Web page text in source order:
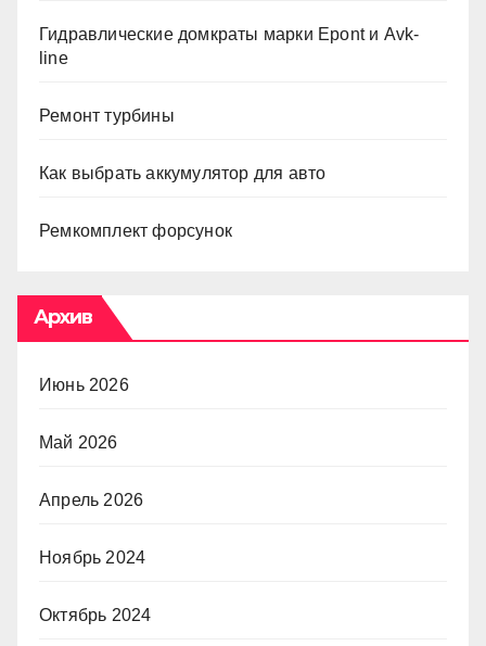
Гидравлические домкраты марки Epont и Avk-
line
Ремонт турбины
Как выбрать аккумулятор для авто
Ремкомплект форсунок
Архив
Июнь 2026
Май 2026
Апрель 2026
Ноябрь 2024
Октябрь 2024